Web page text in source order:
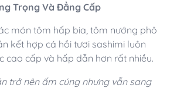
Trọng Và Đẳng Cấp
món tôm hấp bia, tôm nướng phô
kết hợp cá hồi tươi sashimi luôn
cao cấp và hấp dẫn hơn rất nhiều.
trở nên ấm cúng nhưng vẫn sang